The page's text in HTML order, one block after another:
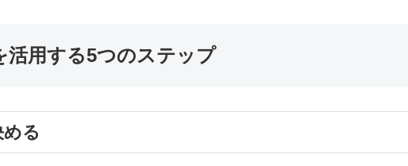
活用する5つのステップ
る